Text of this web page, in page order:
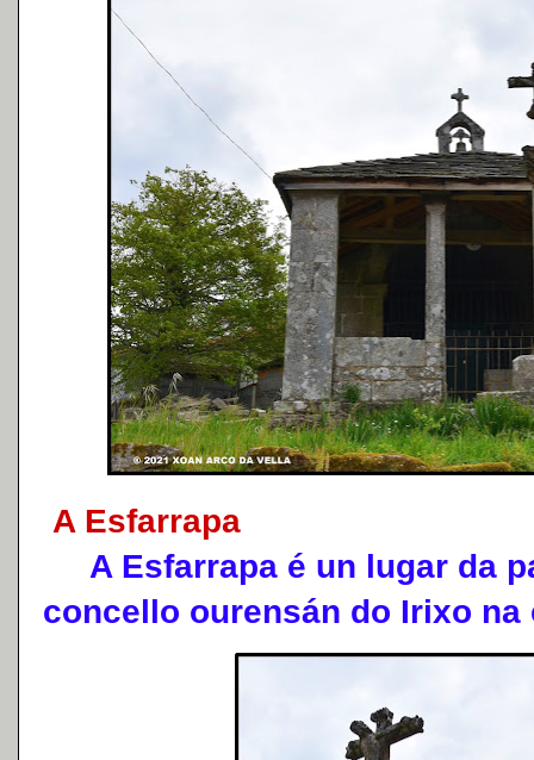
A Esfarrapa
A Esfarrapa é un lugar da
concello ourensán do Irixo